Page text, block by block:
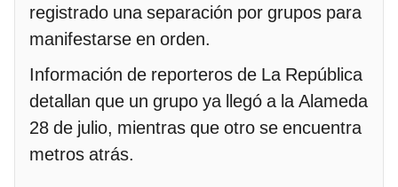
registrado una separación por grupos para
manifestarse en orden.
Información de reporteros de La República
detallan que un grupo ya llegó a la Alameda
28 de julio, mientras que otro se encuentra
metros atrás.